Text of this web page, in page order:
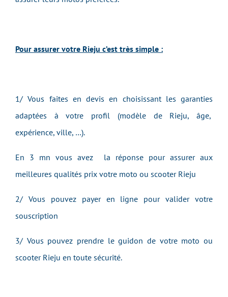
Pour assurer votre Rieju c’est très simple :
1/ Vous faites en devis en choisissant les garanties
adaptées à votre profil (modèle de Rieju, âge,
expérience, ville, …).
En 3 mn vous avez la réponse pour assurer aux
meilleures qualités prix votre moto ou scooter Rieju
2/ Vous pouvez payer en ligne pour valider votre
souscription
3/ Vous pouvez prendre le guidon de votre moto ou
scooter Rieju en toute sécurité.